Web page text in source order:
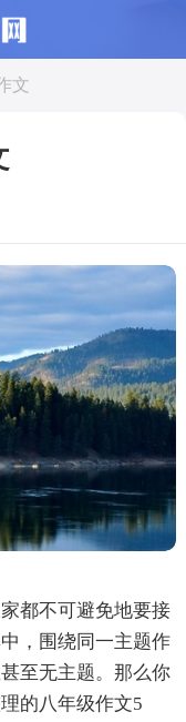
文
都不可避免地要接
，围绕同一主题作
至无主题。那么你
的八年级作文5